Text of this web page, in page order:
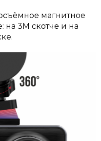
магнитное
на 3М скотче и на